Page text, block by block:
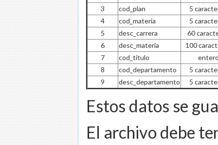
3
cod_plan
5
4
cod_materia
5
5
desc_carrera
60
6
desc_materia
100
7
cod_titulo
8
cod_departamento
5
9
desc_departamento 5
Estos datos se
El archivo debe